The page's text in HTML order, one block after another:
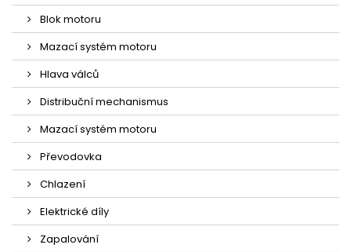
Blok motoru
Mazací systém motoru
Hlava válců
Distribuční mechanismus
Mazací systém motoru
Převodovka
Chlazení
Elektrické díly
Zapalování